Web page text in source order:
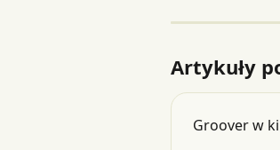
Artykuły
Groover w